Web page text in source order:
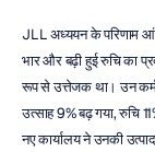
JLL अध्ययन के परिणाम
भार और बढ़ी हुई रुचि का
रूप से उत्तेजक था। उन
उत्साह 9% बढ़ गया, रुचि
नए कार्यालय ने उनकी